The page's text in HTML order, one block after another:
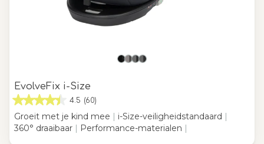
EvolveFix i-Size
4.5 (60)
Groeit met je kind mee | i-Size-veiligheidstandaard |
360° draaibaar | Performance-materialen |